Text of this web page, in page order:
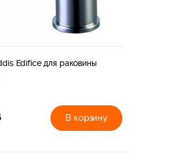
Edifice для раковины
В корзину